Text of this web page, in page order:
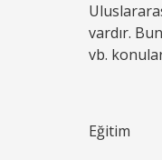
vardır.
vb.
Eğitim